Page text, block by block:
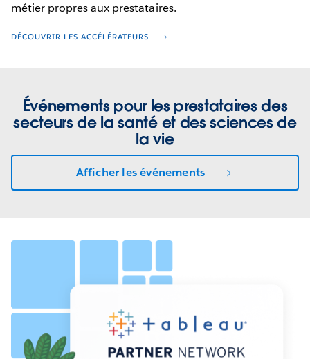
métier propres aux prestataires.
DÉCOUVRIR LES ACCÉLÉRATEURS
Événements pour les prestataires des
secteurs de la santé et des sciences de
la vie
Afficher les événements